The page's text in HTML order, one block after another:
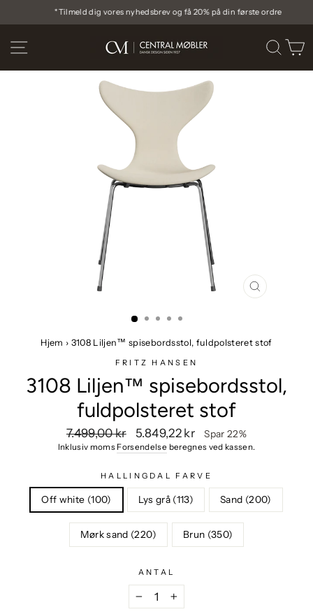
Pause
diasshow
*Tilmeld dig vores nyhedsbrev og få 20% på din første ordre
SIDE NAVIGATION SØG
LUK
Hjem › 3108 Liljen™ spisebordsstol, fuldpolsteret stof
FRITZ HANSEN
3108 Liljen™ spisebordsstol,
fuldpolsteret stof
Vejlendende
pris
7.499,00 kr Udsalgspris
5.849,22 kr Spar 22%
Inklusiv moms Forsendelse beregnes ved kassen.
HALLINGDAL FARVE
Off white (100) Lys grå (113) Sand (200)
Mørk sand (220) Brun (350)
ANTAL
+